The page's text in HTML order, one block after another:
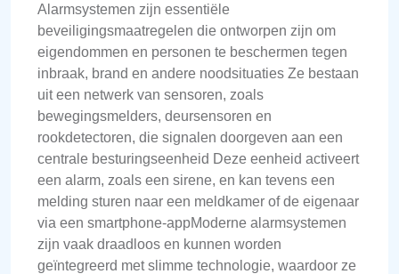
Alarmsystemen zijn essentiële
beveiligingsmaatregelen die ontworpen zijn om
eigendommen en personen te beschermen tegen
inbraak, brand en andere noodsituaties Ze bestaan
uit een netwerk van sensoren, zoals
bewegingsmelders, deursensoren en
rookdetectoren, die signalen doorgeven aan een
centrale besturingseenheid Deze eenheid activeert
een alarm, zoals een sirene, en kan tevens een
melding sturen naar een meldkamer of de eigenaar
via een smartphone-appModerne alarmsystemen
zijn vaak draadloos en kunnen worden
geïntegreerd met slimme technologie, waardoor ze